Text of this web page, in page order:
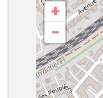
+
−